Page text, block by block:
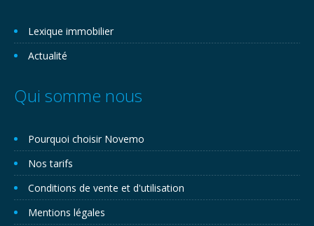
Lexique immobilier
Actualité
Qui somme nous
Pourquoi choisir Novemo
Nos tarifs
Conditions de vente et d'utilisation
Mentions légales